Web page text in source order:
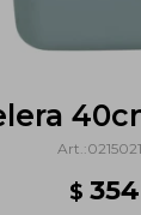
$ 354